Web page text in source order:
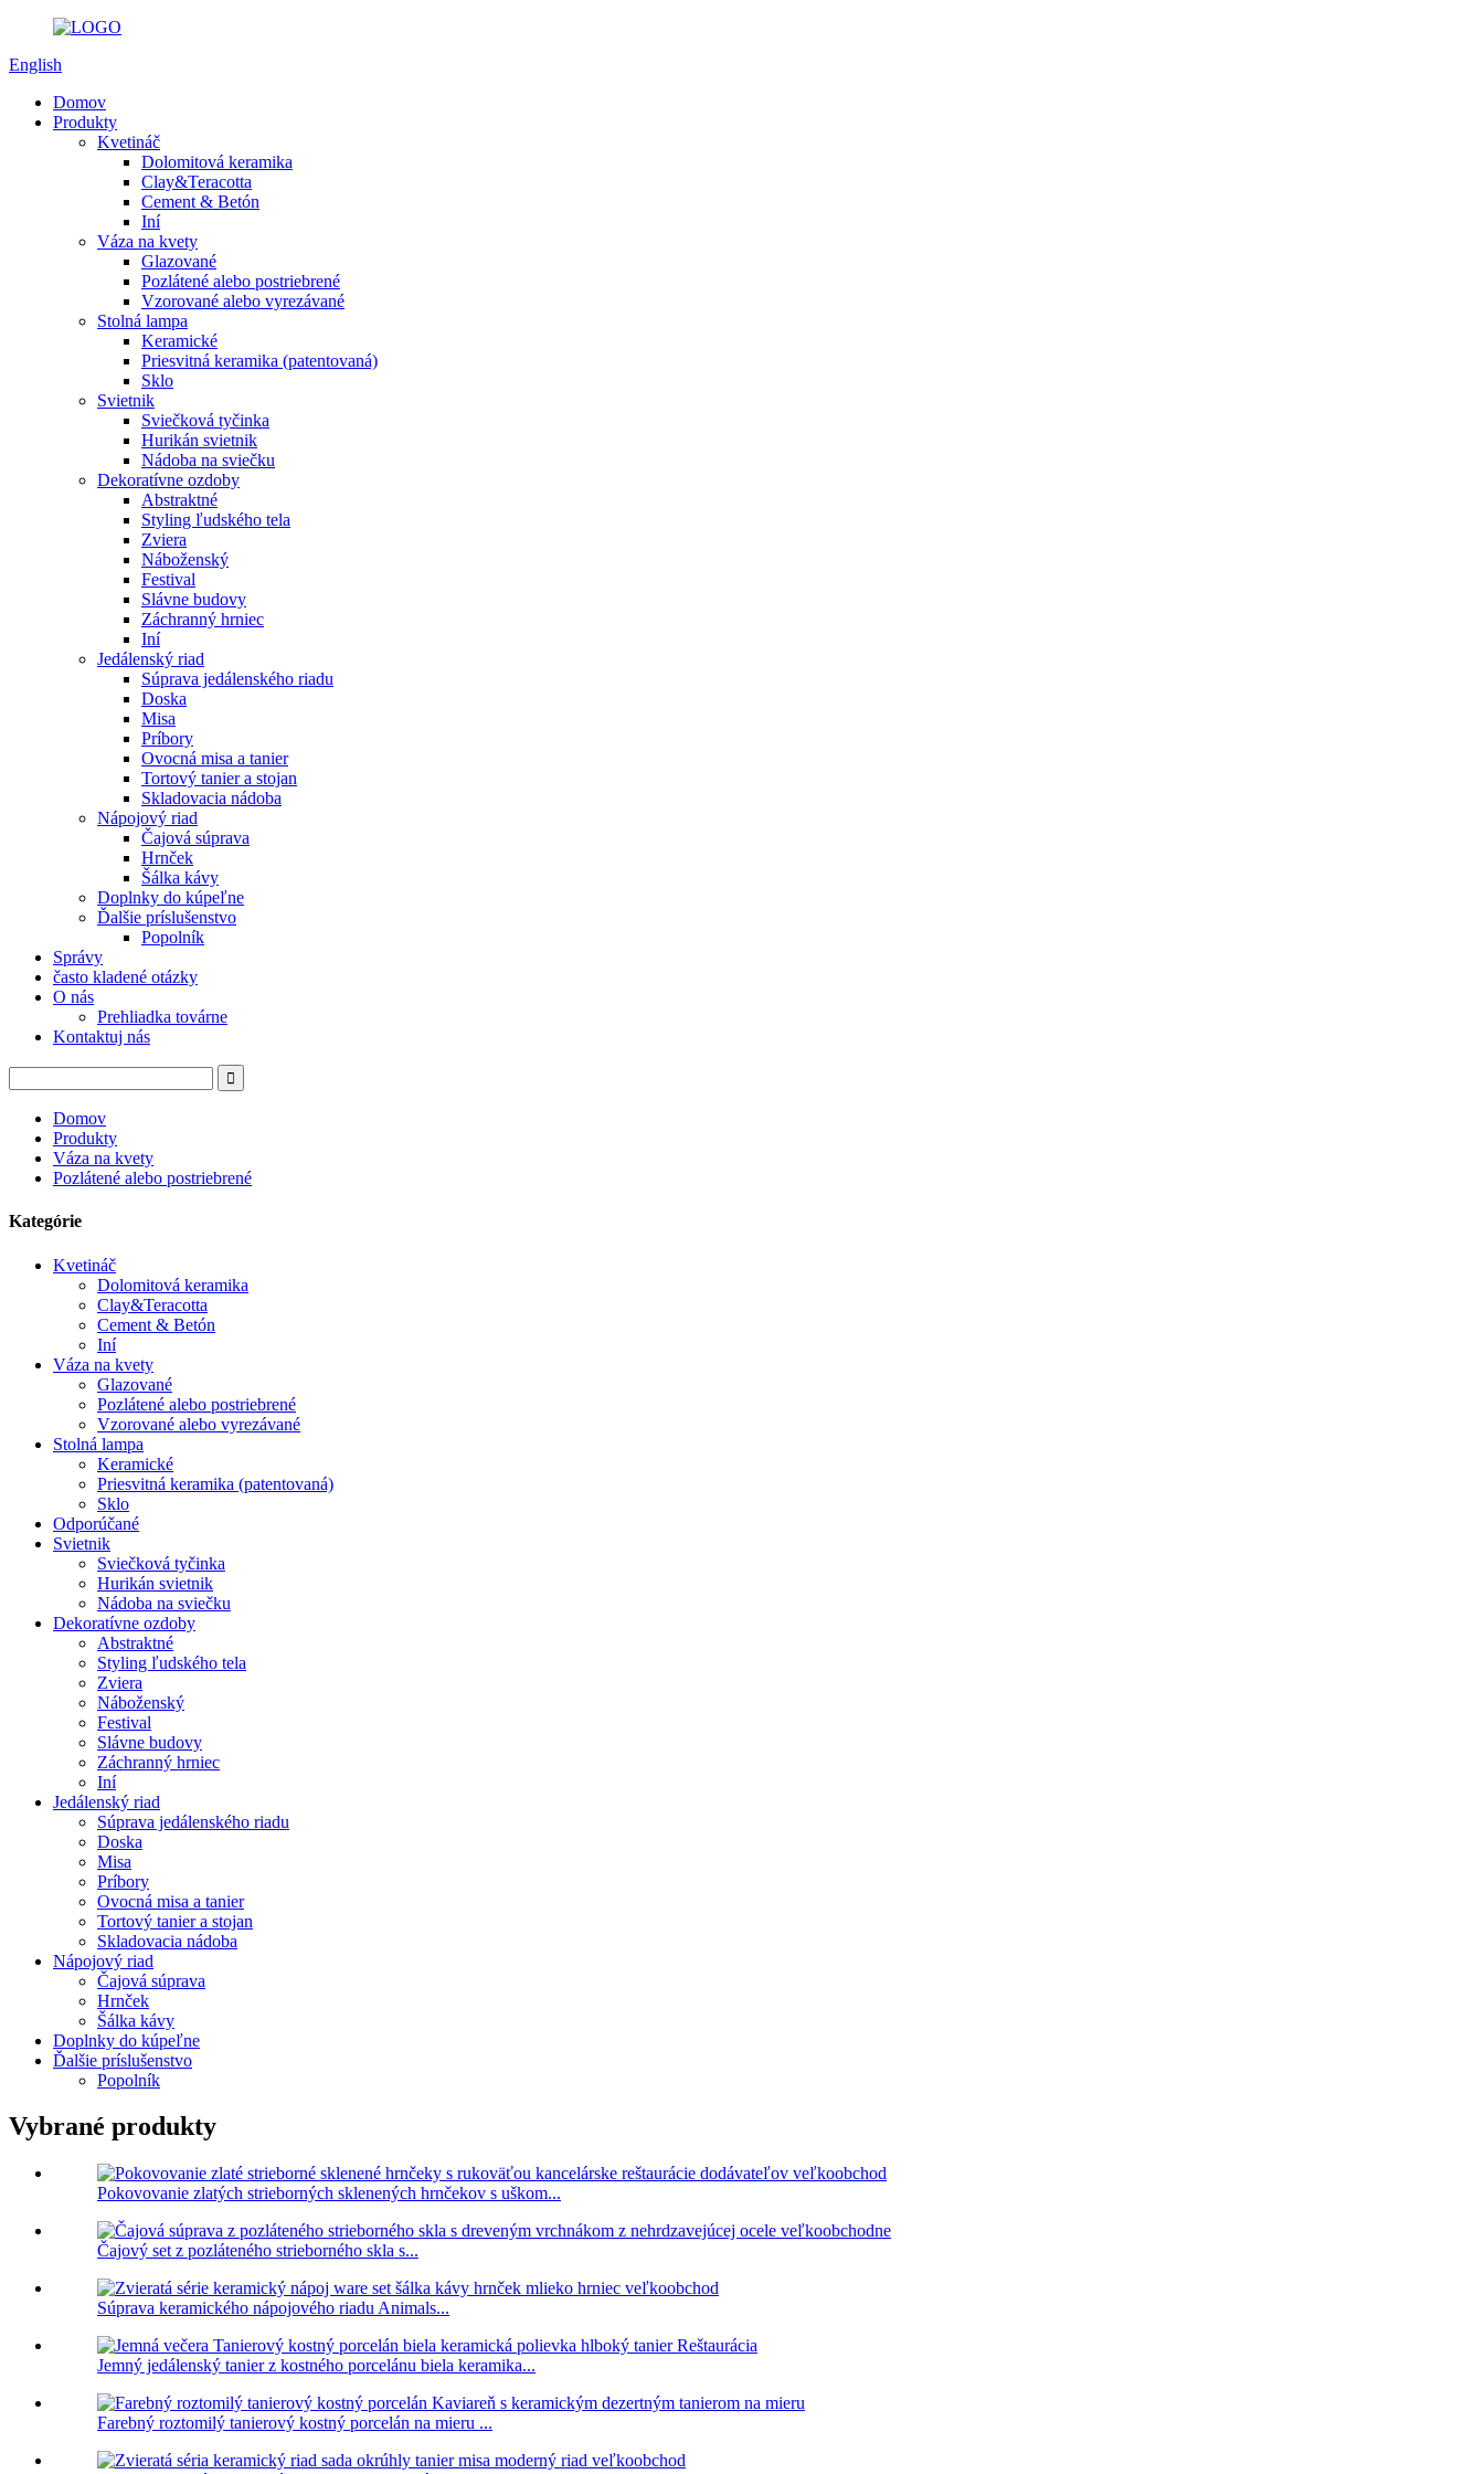
English
Domov
Produkty
Kvetináč
Dolomitová keramika
Clay&Teracotta
Cement & Betón
Iní
Váza na kvety
Glazované
Pozlátené alebo postriebrené
Vzorované alebo vyrezávané
Stolná lampa
Keramické
Priesvitná keramika (patentovaná)
Sklo
Svietnik
Sviečková tyčinka
Hurikán svietnik
Nádoba na sviečku
Dekoratívne ozdoby
Abstraktné
Styling ľudského tela
Zviera
Náboženský
Festival
Slávne budovy
Záchranný hrniec
Iní
Jedálenský riad
Súprava jedálenského riadu
Doska
Misa
Príbory
Ovocná misa a tanier
Tortový tanier a stojan
Skladovacia nádoba
Nápojový riad
Čajová súprava
Hrnček
Šálka ​​kávy
Doplnky do kúpeľne
Ďalšie príslušenstvo
Popolník
Správy
často kladené otázky
O nás
Prehliadka továrne
Kontaktuj nás
Domov
Produkty
Váza na kvety
Pozlátené alebo postriebrené
Kategórie
Kvetináč
Dolomitová keramika
Clay&Teracotta
Cement & Betón
Iní
Váza na kvety
Glazované
Pozlátené alebo postriebrené
Vzorované alebo vyrezávané
Stolná lampa
Keramické
Priesvitná keramika (patentovaná)
Sklo
Odporúčané
Svietnik
Sviečková tyčinka
Hurikán svietnik
Nádoba na sviečku
Dekoratívne ozdoby
Abstraktné
Styling ľudského tela
Zviera
Náboženský
Festival
Slávne budovy
Záchranný hrniec
Iní
Jedálenský riad
Súprava jedálenského riadu
Doska
Misa
Príbory
Ovocná misa a tanier
Tortový tanier a stojan
Skladovacia nádoba
Nápojový riad
Čajová súprava
Hrnček
Šálka ​​kávy
Doplnky do kúpeľne
Ďalšie príslušenstvo
Popolník
Vybrané produkty
Pokovovanie zlatých strieborných sklenených hrnčekov s uškom...
Čajový set z pozláteného strieborného skla s...
Súprava keramického nápojového riadu Animals...
Jemný jedálenský tanier z kostného porcelánu biela keramika...
Farebný roztomilý tanierový kostný porcelán na mieru ...